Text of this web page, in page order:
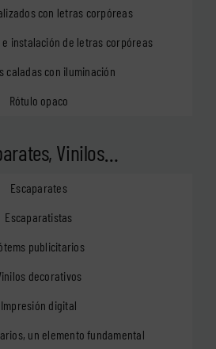
con letras corpóreas
e instalación de letras corpóreas
caladas con iluminación
Rótulo opaco
Vinilos…
Escaparates
Escaparatistas
publicitarios
decorativos
Impresión digital
un elemento fundamental